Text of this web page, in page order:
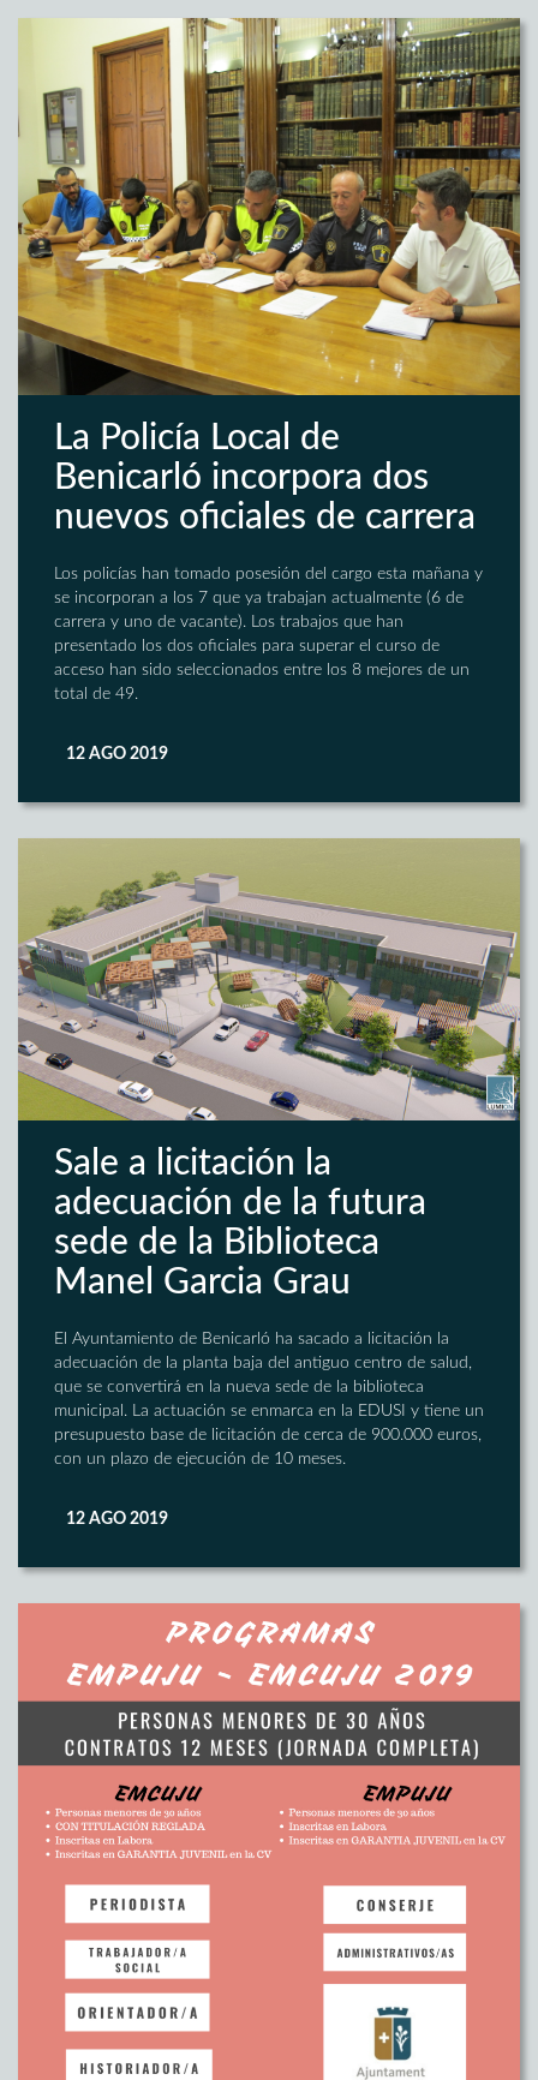
La Policía Local de
Benicarló incorpora dos
nuevos oficiales de carrera
Los policías han tomado posesión del cargo esta mañana y
se incorporan a los 7 que ya trabajan actualmente (6 de
carrera y uno de vacante). Los trabajos que han
presentado los dos oficiales para superar el curso de
acceso han sido seleccionados entre los 8 mejores de un
total de 49.
12 AGO 2019
Sale a licitación la
adecuación de la futura
sede de la Biblioteca
Manel Garcia Grau
El Ayuntamiento de Benicarló ha sacado a licitación la
adecuación de la planta baja del antiguo centro de salud,
que se convertirá en la nueva sede de la biblioteca
municipal. La actuación se enmarca en la EDUSI y tiene un
presupuesto base de licitación de cerca de 900.000 euros,
con un plazo de ejecución de 10 meses.
12 AGO 2019